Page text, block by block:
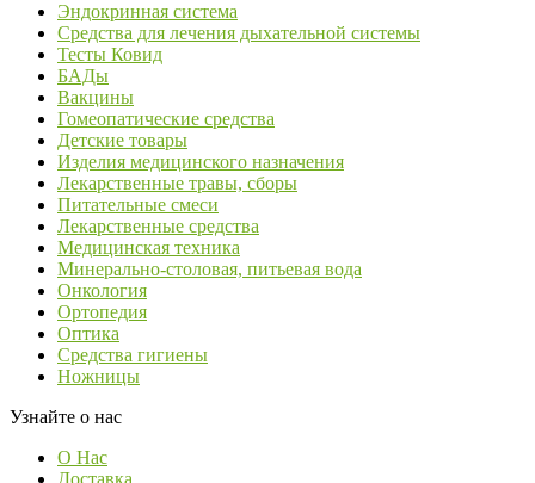
Эндокринная система
Средства для лечения дыхательной системы
Тесты Ковид
БАДы
Вакцины
Гомеопатические средства
Детские товары
Изделия медицинского назначения
Лекарственные травы, сборы
Питательные смеси
Лекарственные средства
Медицинская техника
Минерально-столовая, питьевая вода
Онкология
Ортопедия
Оптика
Средства гигиены
Ножницы
Узнайте о нас
О Нас